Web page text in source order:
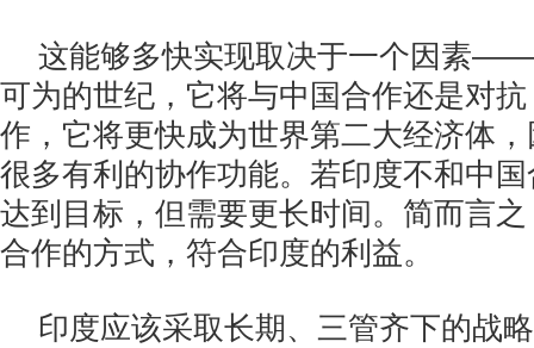
这能够多快实现取决于一个因素
可为的世纪，它将与中国合作还是对
作，它将更快成为世界第二大经济体
很多有利的协作功能。若印度不和中
达到目标，但需要更长时间。简而言
合作的方式，符合印度的利益。
印度应该采取长期、三管齐下的战